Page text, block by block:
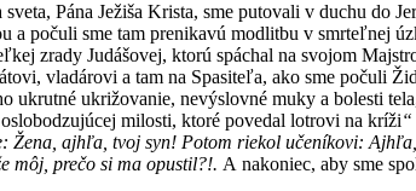
Pána Ježiša Krista, sme putovali v duchu do
počuli sme tam prenikavú modlitbu v smrteľnej
zrady Judášovej, ktorú spáchal na svojom
vladárovi a tam na Spasiteľa, ako sme počuli
ukrutné ukrižovanie, nevýslovné muky a bolesti
milosti, ktoré povedal lotrovi na kríži
Žena, ajhľa, tvoj syn! Potom riekol učeníkovi:
môj, prečo si ma opustil?!. A nakoniec, aby sme